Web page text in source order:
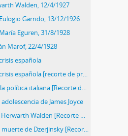
Walden, 12/4/1927
Garrido, 13/12/1926
Eguren, 31/8/1928
Marof, 22/4/1928
española
Croquis de la crisis española [recorte de prensa]
D'Annunzio y la política italiana [Recorte de prensa]
de James Joyce
"Der Sturm" y Herwarth Walden [Recorte de prensa]
Después de la muerte de Dzerjinsky [Recorte de prensa]